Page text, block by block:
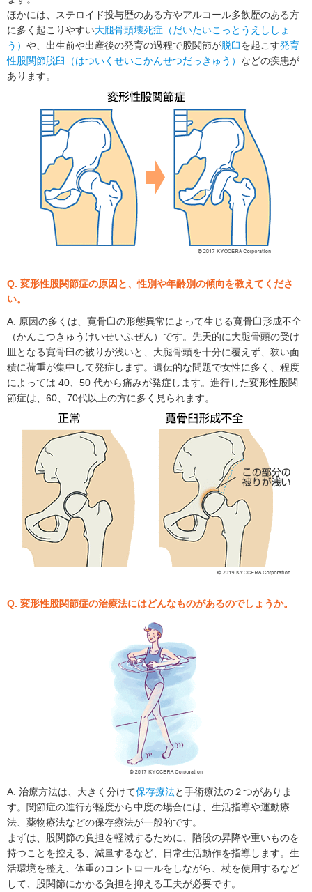
ほかには、ステロイド投与歴のある方やアルコール多飲歴のある方
に多く起こりやすい大腿骨頭壊死症（だいたいこっとうえししょ
う） や、出生前や出産後の発育の過程で股関節が脱臼を起こす発育
性股関節脱臼（はついくせいこかんせつだっきゅう） などの疾患が
あります。
Q. 変形性股関節症の原因と、性別や年齢別の傾向を教えてくださ
い。
A. 原因の多くは、寛骨臼の形態異常によって生じる寛骨臼形成不全
（かんこつきゅうけいせいふぜん）です。先天的に大腿骨頭の受け
皿となる寛骨臼の被りが浅いと、大腿骨頭を十分に覆えず、狭い面
積に荷重が集中して発症します。遺伝的な問題で女性に多く、程度
によっては 40、50 代から痛みが発症します。進行した変形性股関
節症は、60、70代以上の方に多く見られます。
Q. 変形性股関節症の治療法にはどんなものがあるのでしょうか。
A. 治療方法は、大きく分けて保存療法と手術療法の２つがありま
す。関節症の進行が軽度から中度の場合には、生活指導や運動療
法、薬物療法などの保存療法が一般的です。
まずは、股関節の負担を軽減するために、階段の昇降や重いものを
持つことを控える、減量するなど、日常生活動作を指導します。生
活環境を整え、体重のコントロールをしながら、杖を使用するなど
して、股関節にかかる負担を抑える工夫が必要です。